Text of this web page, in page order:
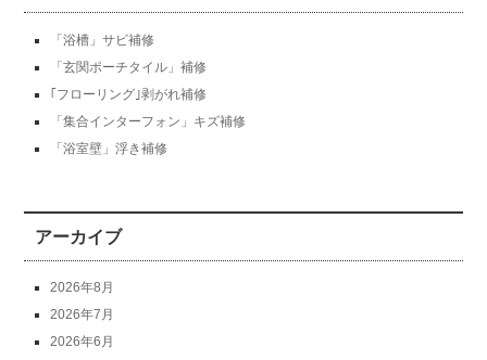
「浴槽」サビ補修
「玄関ポーチタイル」補修
｢フローリング｣剥がれ補修
「集合インターフォン」キズ補修
「浴室壁」浮き補修
アーカイブ
2026年8月
2026年7月
2026年6月